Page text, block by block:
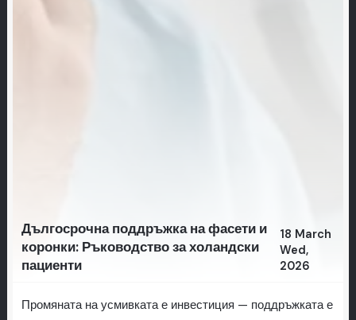
Дългосрочна поддръжка на фасети и
коронки: Ръководство за холандски
пациенти
18 March
Wed,
2026
Промяната на усмивката е инвестиция — поддръжката е